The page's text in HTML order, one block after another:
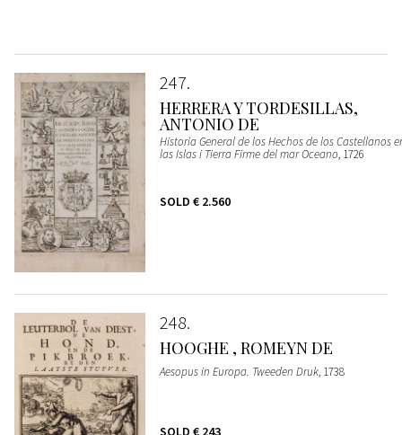
247
HERRERA Y TORDESILLAS,
ANTONIO DE
Historia General de los Hechos de los Castellanos
las Islas i Tierra Firme del mar Oceano, 1726
SOLD € 2.560
248
HOOGHE , ROMEYN DE
Aesopus in Europa. Tweeden Druk, 1738